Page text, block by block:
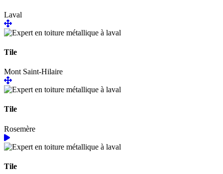
Laval
Tile
Mont Saint-Hilaire
Tile
Rosemère
Tile